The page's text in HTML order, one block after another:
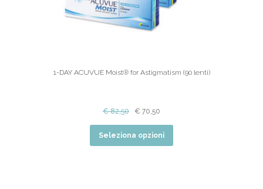
1-DAY ACUVUE Moist® for Astigmatism (90 lenti)
€82,50 € 70,50
Seleziona opzioni